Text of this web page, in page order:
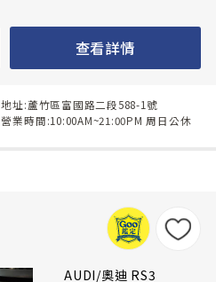
查看詳情
地址:蘆竹區富國路二段588-1號
營業時間:10:00AM~21:00PM 周日公休
AUDI/奧迪 RS3